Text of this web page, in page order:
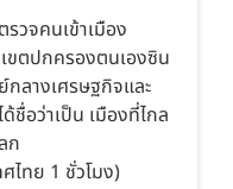
วจคนเข้าเมือง
ขตปกครองตนเองซิน
ลางเศรษฐกิจและ
ชื่อว่าเป็น เมืองที่ไกล
ก
ไทย 1 ชั่วโมง)